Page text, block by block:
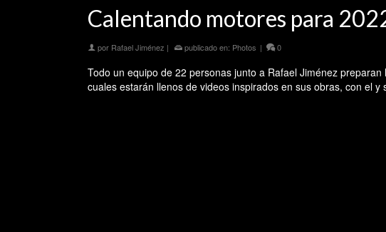
Calentando motores para
por Rafael Jiménez | publicado en: Photos | 0
Todo un equipo de 22 personas junto a Rafael Jiménez
cuales estarán llenos de videos inspirados en sus obras, con el